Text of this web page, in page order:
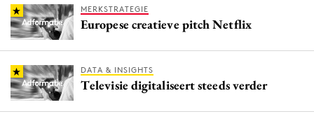
MERKSTRATEGIE
Europese creatieve pitch Netflix
DATA & INSIGHTS
Televisie digitaliseert steeds verder